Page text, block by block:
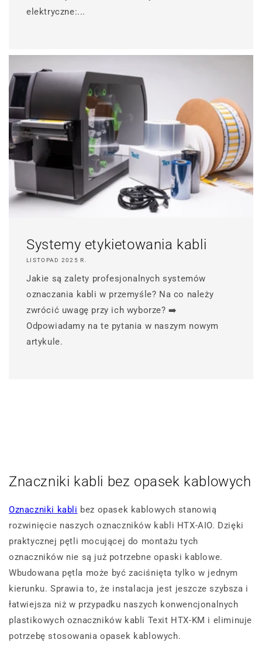
elektryczne:...
Systemy etykietowania kabli
LISTOPAD 2025 R.
Jakie są zalety profesjonalnych systemów
oznaczania kabli w przemyśle? Na co należy
zwrócić uwagę przy ich wyborze? ➡️
Odpowiadamy na te pytania w naszym nowym
artykule.
Znaczniki kabli bez opasek kablowych
Oznaczniki kabli bez opasek kablowych stanowią
rozwinięcie naszych oznaczników kabli HTX-AIO. Dzięki
praktycznej pętli mocującej do montażu tych
oznaczników nie są już potrzebne opaski kablowe.
Wbudowana pętla może być zaciśnięta tylko w jednym
kierunku. Sprawia to, że instalacja jest jeszcze szybsza i
łatwiejsza niż w przypadku naszych konwencjonalnych
plastikowych oznaczników kabli Texit HTX-KM i eliminuje
potrzebę stosowania opasek kablowych.